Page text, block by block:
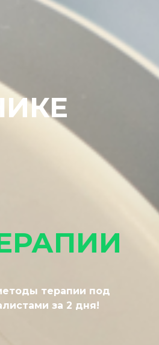
терапии под
за 2 дня!